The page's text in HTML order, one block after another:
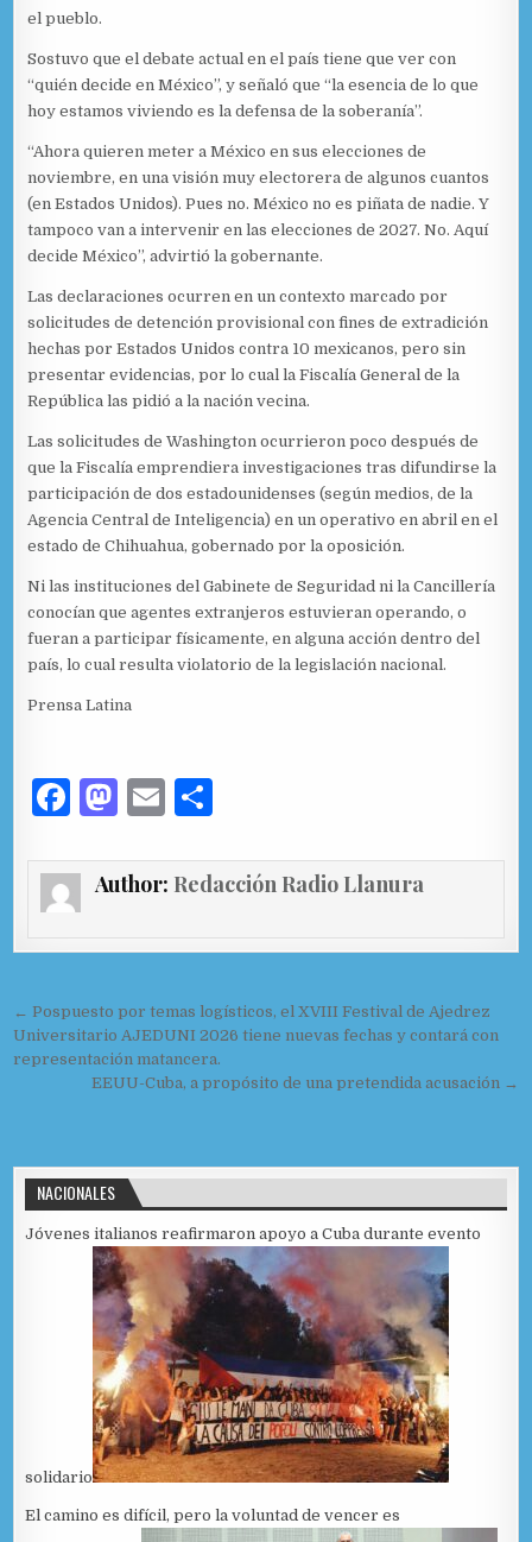
el pueblo.
Sostuvo que el debate actual en el país tiene que ver con
“quién decide en México”, y señaló que “la esencia de lo que
hoy estamos viviendo es la defensa de la soberanía”.
“Ahora quieren meter a México en sus elecciones de
noviembre, en una visión muy electorera de algunos cuantos
(en Estados Unidos). Pues no. México no es piñata de nadie. Y
tampoco van a intervenir en las elecciones de 2027. No. Aquí
decide México”, advirtió la gobernante.
Las declaraciones ocurren en un contexto marcado por
solicitudes de detención provisional con fines de extradición
hechas por Estados Unidos contra 10 mexicanos, pero sin
presentar evidencias, por lo cual la Fiscalía General de la
República las pidió a la nación vecina.
Las solicitudes de Washington ocurrieron poco después de
que la Fiscalía emprendiera investigaciones tras difundirse la
participación de dos estadounidenses (según medios, de la
Agencia Central de Inteligencia) en un operativo en abril en el
estado de Chihuahua, gobernado por la oposición.
Ni las instituciones del Gabinete de Seguridad ni la Cancillería
conocían que agentes extranjeros estuvieran operando, o
fueran a participar físicamente, en alguna acción dentro del
país, lo cual resulta violatorio de la legislación nacional.
Prensa Latina
F
c
e
b
o
k
M
to
o
E
ai m
ar
r
Author: Redacción Radio Llanura
Navegación de entradas
← Pospuesto por temas logísticos, el XVIII Festival de Ajedrez
Universitario AJEDUNI 2026 tiene nuevas fechas y contará con
representación matancera.
EEUU-Cuba, a propósito de una pretendida acusación →
NACIONALES
Jóvenes italianos reafirmaron apoyo a Cuba durante evento
solidario
El camino es difícil, pero la voluntad de vencer es